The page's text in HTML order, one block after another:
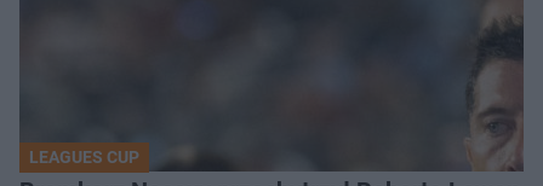
LEAGUES CUP